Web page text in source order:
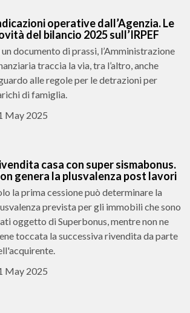
operative dall’Agenzia. Le
del bilancio 2025 sull’IRPEF
un documento di prassi, l’Amministrazione
traccia la via, tra l’altro, anche
alle regole per le detrazioni per
di famiglia.
May 2025
casa con super sismabonus.
genera la plusvalenza post lavori
la prima cessione può determinare la
prevista per gli immobili che sono
oggetto di Superbonus, mentre non ne
toccata la successiva rivendita da parte
May 2025